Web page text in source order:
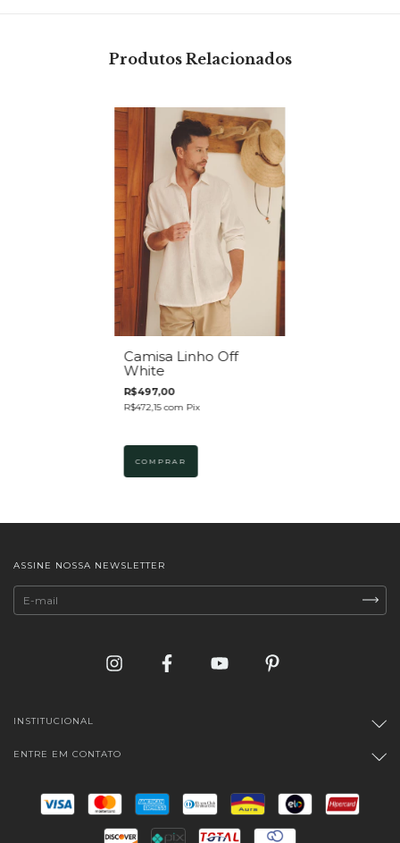
Produtos Relacionados
Camisa Linho Off
White
R$497,00
R$472,15com Pix
COMPRAR
ASSINE NOSSA NEWSLETTER
INSTITUCIONAL
ENTRE EM CONTATO